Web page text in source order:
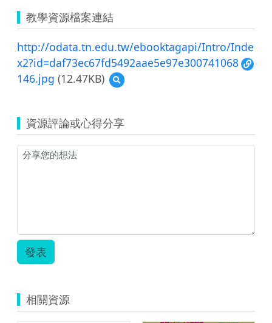
教學資源檔案連結
http://odata.tn.edu.tw/ebooktagapi/Intro/Inde
x2?id=daf73ec67fd5492aae5e97e300741068
146.jpg (12.47KB)
預
覽
資源評論或心得分享
發表
相關資源